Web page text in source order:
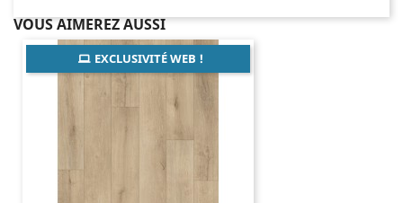
VOUS AIMEREZ AUSSI
EXCLUSIVITÉ WEB !